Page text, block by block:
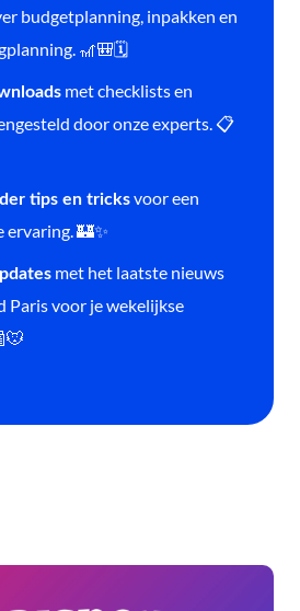
budgetplanning, inpakken en
🎢🎒🗓️
met checklists en
door onze experts. 📋
tips en tricksvoor een
🏰✨
met het laatste nieuws
Paris voor je wekelijkse